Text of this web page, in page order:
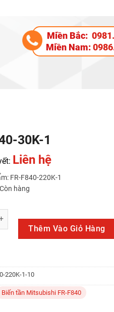
Miền Bắc:
Miền Nam:
30K-1
Liên hệ
FR-F840-220K-1
hàng
1 số lượng
Thêm Vào Giỏ Hàng
220K-1-10
Biến tần Mitsubishi FR-F840